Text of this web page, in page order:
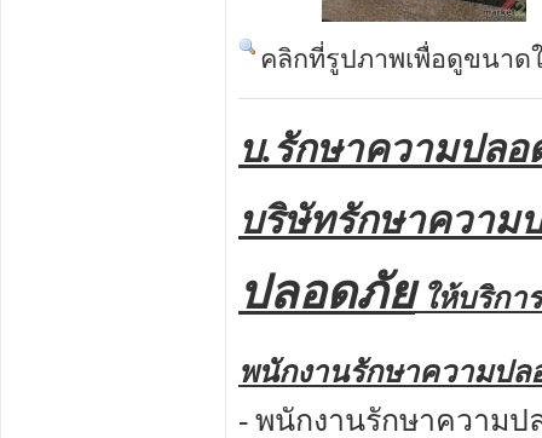
คลิกที่รูปภาพเพื่อดูขนาด
บ.รักษาความปล
บริษัทรักษาความ
ปลอดภัยให้บริกา
พนักงานรักษาความปล
- พนักงานรักษาความป